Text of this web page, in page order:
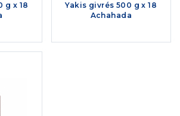
g x 18
Yakis givrés 500 g x 18
Achahada